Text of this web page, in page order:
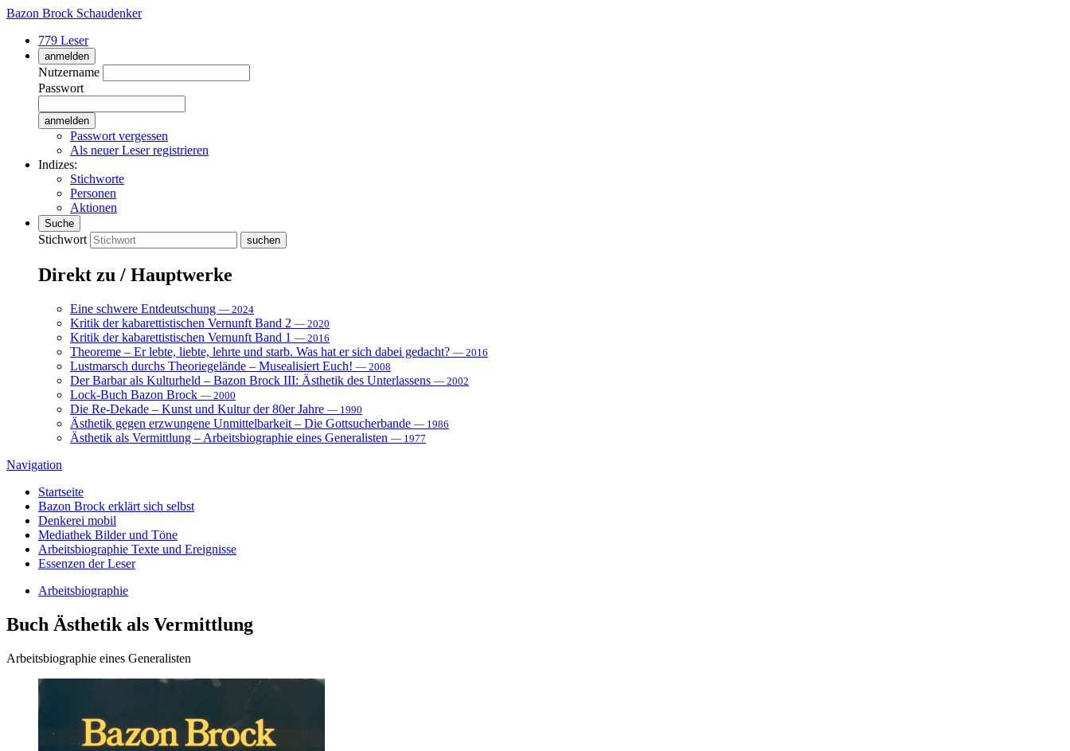
Bazon Brock Schaudenker
779 Leser
anmelden
Nutzername
Passwort
Passwort vergessen
Als neuer Leser registrieren
Indizes:
Stichworte
Personen
Aktionen
Suche
Stichwort
Direkt zu / Hauptwerke
Eine schwere Entdeutschung — 2024
Kritik der kabarettistischen Vernunft Band 2 — 2020
Kritik der kabarettistischen Vernunft Band 1 — 2016
Theoreme – Er lebte, liebte, lehrte und starb. Was hat er sich dabei gedacht? — 2016
Lustmarsch durchs Theoriegelände – Musealisiert Euch! — 2008
Der Barbar als Kulturheld – Bazon Brock III: Ästhetik des Unterlassens — 2002
Lock-Buch Bazon Brock — 2000
Die Re-Dekade – Kunst und Kultur der 80er Jahre — 1990
Ästhetik gegen erzwungene Unmittelbarkeit – Die Gottsucherbande — 1986
Ästhetik als Vermittlung – Arbeitsbiographie eines Generalisten — 1977
Navigation
Startseite
Bazon Brock erklärt sich selbst
Denkerei mobil
Mediathek Bilder und Töne
Arbeitsbiographie Texte und Ereignisse
Essenzen der Leser
Arbeitsbiographie
Buch Ästhetik als Vermittlung
Arbeitsbiographie eines Generalisten